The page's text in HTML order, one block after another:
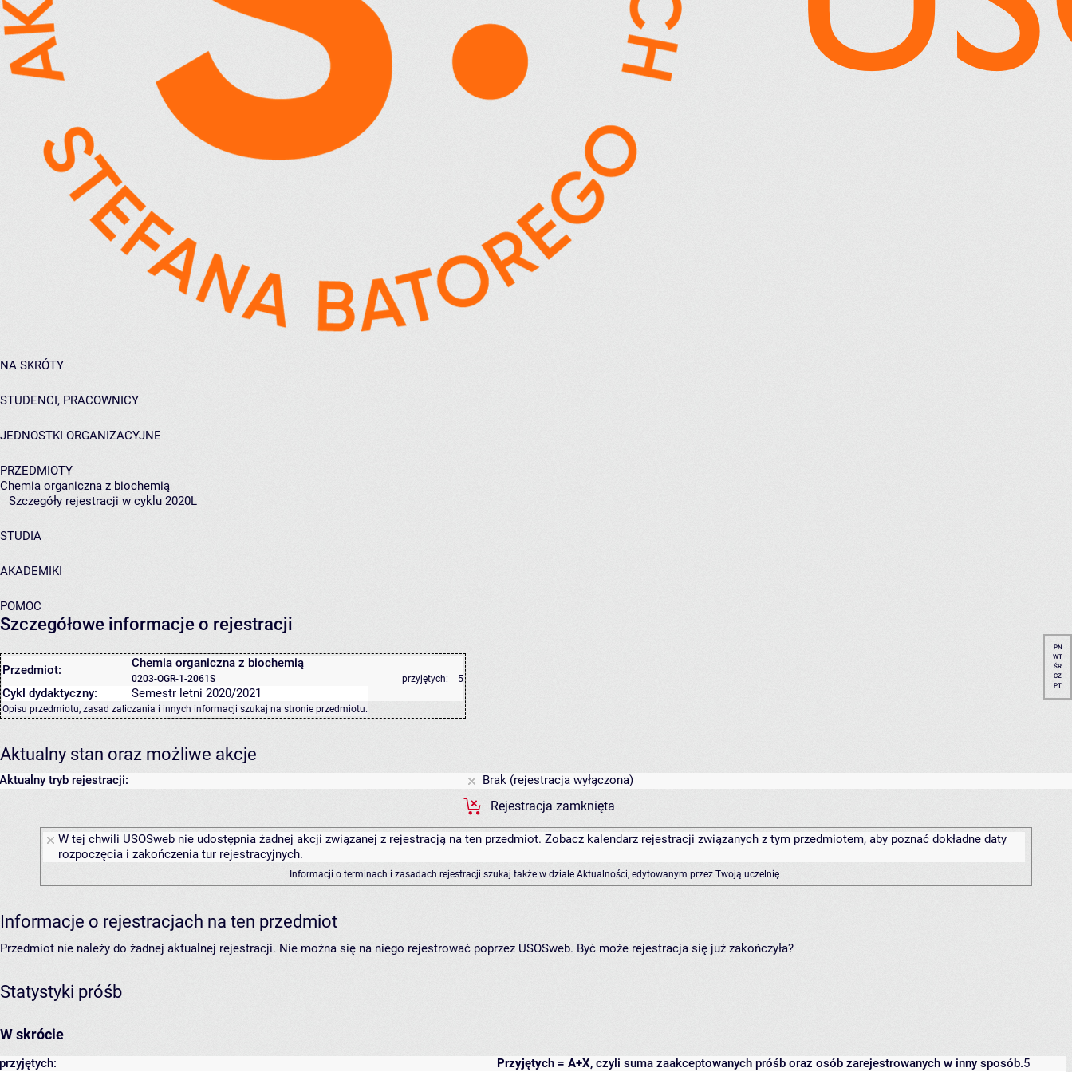
NA SKRÓTY
STUDENCI, PRACOWNICY
JEDNOSTKI ORGANIZACYJNE
PRZEDMIOTY
Chemia organiczna z biochemią
Szczegóły rejestracji w cyklu 2020L
STUDIA
AKADEMIKI
POMOC
Szczegółowe informacje o rejestracji
Przedmiot: Chemia organiczna z biochemią
0203-OGR-1-2061S przyjętych: 5
Cykl dydaktyczny: Semestr letni 2020/2021
Opisu przedmiotu, zasad zaliczania i innych informacji szukaj na stronie przedmiotu.
PN
WT
ŚR
CZ
PT
Aktualny stan oraz możliwe akcje
Aktualny tryb rejestracji:
Brak (rejestracja wyłączona)
Rejestracja zamknięta
W tej chwili USOSweb nie udostępnia żadnej akcji związanej z rejestracją na ten przedmiot. Zobacz kalendarz rejestracji związanych z tym przedmiotem, aby poznać dokładne daty
rozpoczęcia i zakończenia tur rejestracyjnych.
Informacji o terminach i zasadach rejestracji szukaj także w dziale Aktualności, edytowanym przez Twoją uczelnię
Informacje o rejestracjach na ten przedmiot
Przedmiot nie należy do żadnej aktualnej rejestracji. Nie można się na niego rejestrować poprzez USOSweb. Być może rejestracja się już zakończyła?
Statystyki próśb
W skrócie
Przyjętych = A+X, czyli suma zaakceptowanych próśb oraz osób zarejestrowanych w inny sposób.
przyjętych:
5